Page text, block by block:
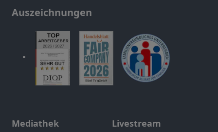
Auszeichnungen
Mediathek Livestream